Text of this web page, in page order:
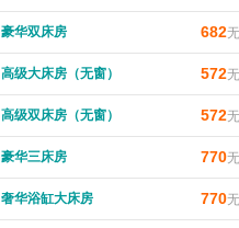
豪华双床房 682
高级大床房（无窗） 572
高级双床房（无窗） 572
豪华三床房 770
奢华浴缸大床房 770